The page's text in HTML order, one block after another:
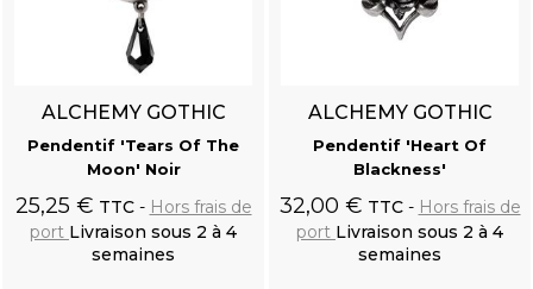
Gilet Victorien 'Damask Gothic' en Brocart Noir
ALCHEMY GOTHIC
Pendentif 'Tears Of The
Moon' Noir
25,25 € TTC
Hors frais de
port Livraison sous 2 à 4
semaines
ALCHEMY GOTHIC
Pendentif 'Heart Of
Blackness'
32,00 € TTC
Hors frais de
port Livraison sous 2 à 4
semaines